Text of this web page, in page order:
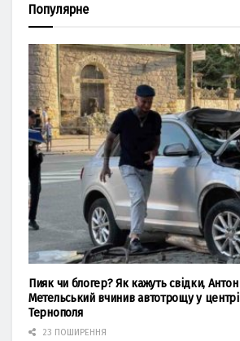
Популярне
Пияк чи блогер? Як кажуть свідки, Антон
Метельський вчинив автотрощу у центрі
Тернополя
23 ПОШИРЕННЯ